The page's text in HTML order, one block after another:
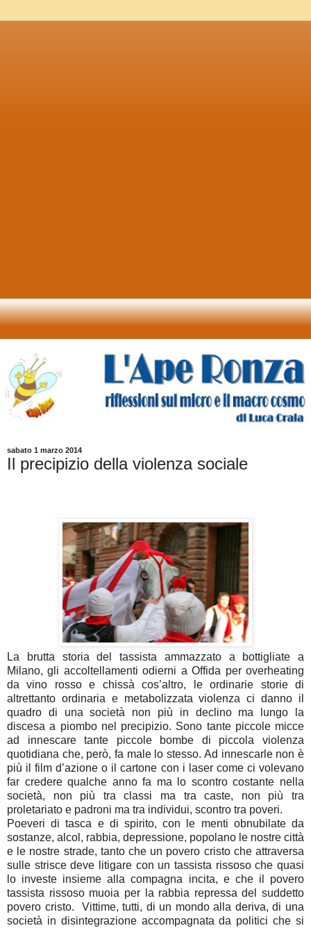
sabato 1 marzo 2014
Il precipizio della violenza sociale
La brutta storia del tassista ammazzato a bottigliate a
Milano, gli accoltellamenti odierni a Offida per overheating
da vino rosso e chissà cos’altro, le ordinarie storie di
altrettanto ordinaria e metabolizzata violenza ci danno il
quadro di una società non più in declino ma lungo la
discesa a piombo nel precipizio. Sono tante piccole micce
ad innescare tante piccole bombe di piccola violenza
quotidiana che, però, fa male lo stesso. Ad innescarle non è
più il film d’azione o il cartone con i laser come ci volevano
far credere qualche anno fa ma lo scontro costante nella
società, non più tra classi ma tra caste, non più tra
proletariato e padroni ma tra individui, scontro tra poveri.
Poeveri di tasca e di spirito, con le menti obnubilate da
sostanze, alcol, rabbia, depressione, popolano le nostre città
e le nostre strade, tanto che un povero cristo che attraversa
sulle strisce deve litigare con un tassista rissoso che quasi
lo investe insieme alla compagna incita, e che il povero
tassista rissoso muoia per la rabbia repressa del suddetto
povero cristo.
Vittime, tutti, di un mondo alla deriva, di una
società in disintegrazione accompagnata da politici che si